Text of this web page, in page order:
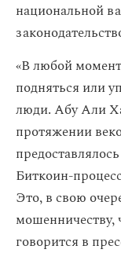
национальной
«В любой
подняться или
люди. Абу Али
протяжении
Биткоин-
Это, в свою
говорится в